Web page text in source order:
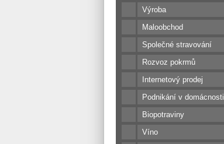
Výroba
Maloobchod
Společné stravování
Rozvoz pokrmů
Internetový prodej
Podnikání v domácnosti
Biopotraviny
Víno